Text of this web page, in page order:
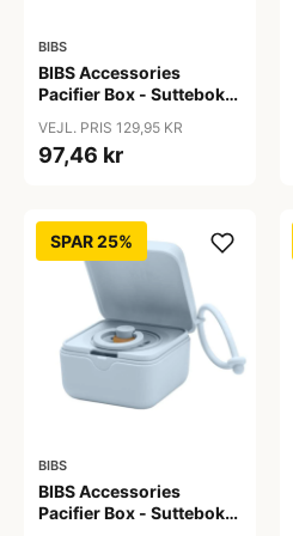
BIBS
BIBS Accessories
Pacifier Box - Sutteboks
Meadow/Blossom
VEJL. PRIS 129,95 KR
97,46 kr
SPAR 25%
BIBS
BIBS Accessories
Pacifier Box - Sutteboks